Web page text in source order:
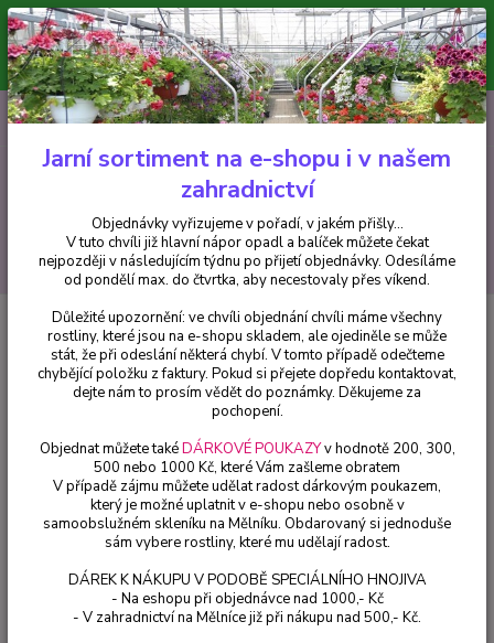
Minimální hodnota pro odeslání z e-shopu je 300 Kč.
V tuto chvíli již hlavní nápor objednávek opadl a balíček můžete čekat
nejpozději v následujícím týdnu po přijetí objednávky. Objednávky
vyřizujeme v pořadí, v jakém přišly...
CZK
Hledat
+420 602 223 614 0ks
za0 Kč
Trvalky Aster novi-belgii-bílá
Aster novi-belgii-bílá
Jarní sortiment na e-shopu i v našem
zahradnictví
Objednávky vyřizujeme v pořadí, v jakém přišly...
V tuto chvíli již hlavní nápor opadl a balíček můžete čekat
nejpozději v následujícím týdnu po přijetí objednávky. Odesíláme
od pondělí max. do čtvrtka, aby necestovaly přes víkend.
Důležité upozornění: ve chvíli objednání chvíli máme všechny
rostliny, které jsou na e-shopu skladem, ale ojediněle se může
stát, že při odeslání některá chybí. V tomto případě odečteme
chybějící položku z faktury. Pokud si přejete dopředu kontaktovat,
dejte nám to prosím vědět do poznámky. Děkujeme za
pochopení.
Objednat můžete takéDÁRKOVÉ POUKAZYv hodnotě 200, 300,
500 nebo 1000 Kč, které Vám zašleme obratem
V případě zájmu můžete udělat radost dárkovým poukazem,
který je možné uplatnit v e-shopu nebo osobně v
samoobslužném skleníku na Mělníku. Obdarovaný si jednoduše
sám vybere rostliny, které mu udělají radost.
DÁREK K NÁKUPU V PODOBĚ SPECIÁLNÍHO HNOJIVA
- Na eshopu při objednávce nad 1000,- Kč
- V zahradnictví na Mělníce již při nákupu nad 500,- Kč.